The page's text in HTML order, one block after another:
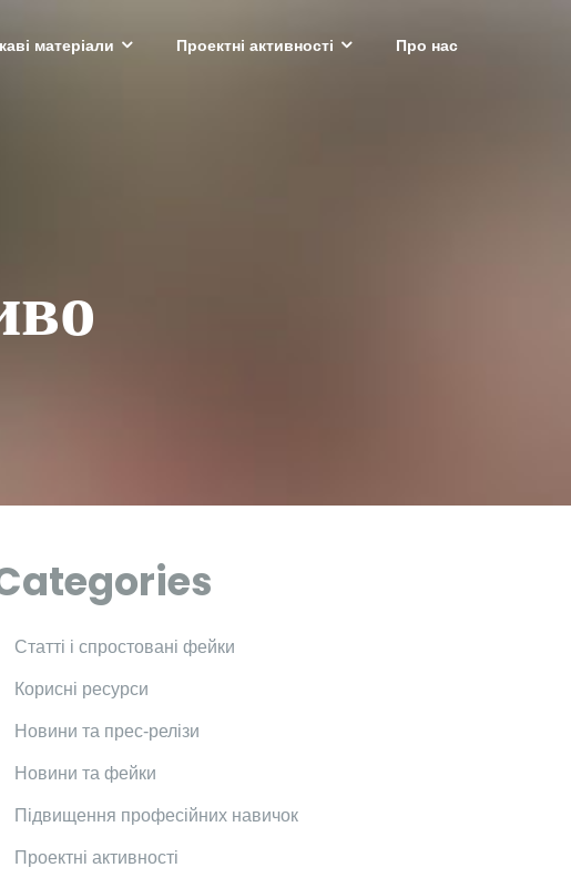
матеріали Проектні активності Про нас
Cтатті і спростовані фейки
Корисні ресурси
Новини та прес-релізи
Новини та фейки
Підвищення професійних навичок
Проектні активності